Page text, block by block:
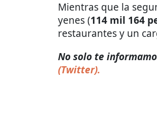
Mientras que la
yenes (114 mil 164
restaurantes y un
No solo te
(Twitter).